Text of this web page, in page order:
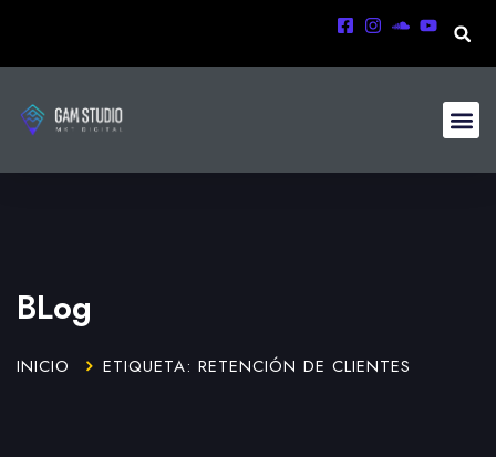
BLog
INICIO ETIQUETA: RETENCIÓN DE CLIENTES